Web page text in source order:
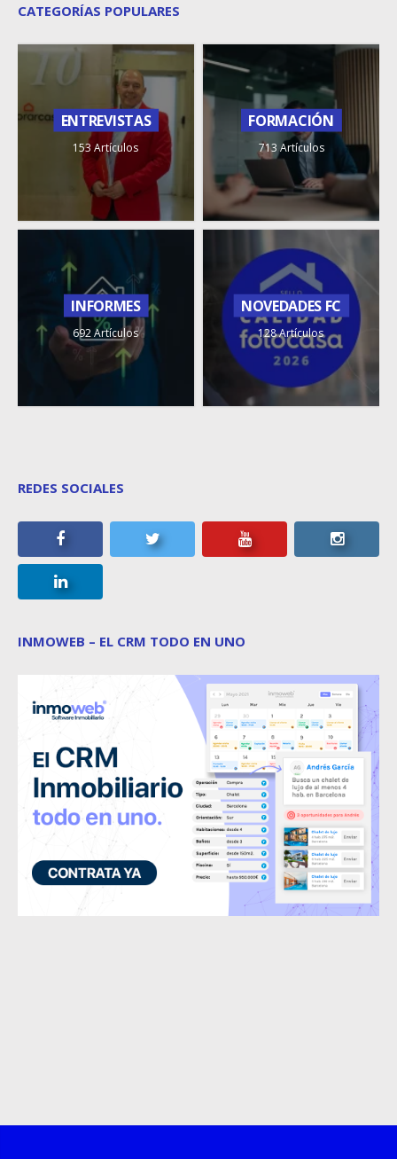
CATEGORÍAS POPULARES
ENTREVISTAS
153 Artículos
FORMACIÓN
713 Artículos
INFORMES
692 Artículos
NOVEDADES FC
128 Artículos
REDES SOCIALES
INMOWEB – EL CRM TODO EN UNO